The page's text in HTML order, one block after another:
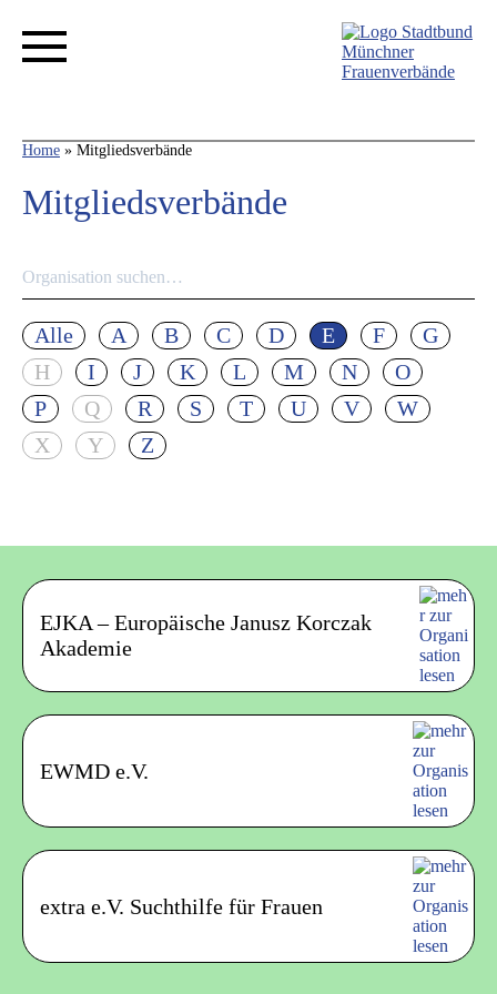
Home » Mitgliedsverbände
Mitgliedsverbände
Alle A B C D E F
G
H
I J K L M N
O
P
Q R S T U V
W
X
Y Z
EJKA – Europäische Janusz Korczak
Akademie
EWMD e.V.
extra e.V. Suchthilfe für Frauen